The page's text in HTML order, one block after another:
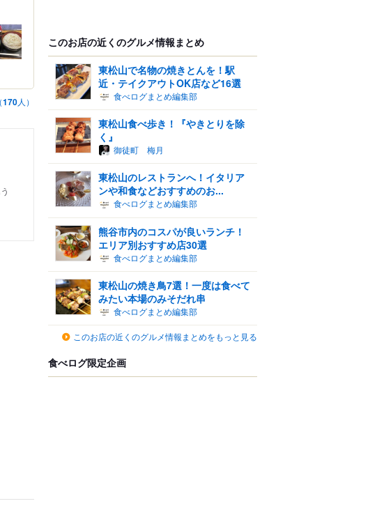
170人）
このお店の近くのグルメ情報まとめ
東松山で名物の焼きとんを！駅
近・テイクアウトOK店など16選
食べログまとめ編集部
東松山食べ歩き！『やきとりを除
く』
御徒町 梅月
東松山のレストランへ！イタリア
ンや和食などおすすめのお...
食べログまとめ編集部
熊谷市内のコスパが良いランチ！
エリア別おすすめ店30選
食べログまとめ編集部
東松山の焼き鳥7選！一度は食べて
みたい本場のみそだれ串
食べログまとめ編集部
このお店の近くのグルメ情報まとめをもっと見る
食べログ限定企画